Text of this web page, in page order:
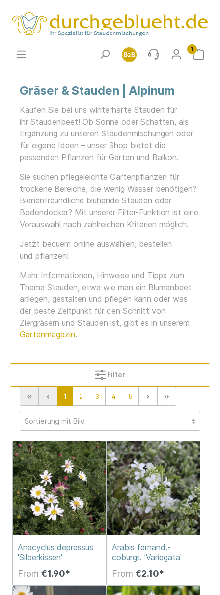
1
Gräser & Stauden | Alpinum
Kaufen Sie bei uns winterharte Stauden für
ihr Staudenbeet! Ob Sonne oder Schatten, als
Ergänzung zu unseren Staudenmischungen oder
für eigene Ideen – unser Shop bietet die
passenden Pflanzen für Garten und Balkon.
Sie suchen pflegeleichte Gartenpflanzen für
trockene Bereiche, die wenig Wasser benötigen?
Bienenfreundliche blühende Stauden oder
Bodendecker? Mit unserer Filter-Funktion ist eine
Vorauswahl nach zahlreichen Kriterien möglich.
Jetzt bequem online auswählen, bestellen
und pflanzen!
Mehr Informationen, Hinweise und Tipps zum
Thema Stauden, etwa wie man ein Blumenbeet
anlegen, gestalten und pflegen kann oder was
der beste Zeitpunkt für den Schnitt von
Ziergräsern und Stauden ist, gibt es in unserem
Gartenmagazin.
Filter
1 2 3 4 5
Anacyclus depressus
'Silberkissen'
From €1.90*
Arabis fernand.-
coburgii. 'Variegata'
From €2.10*